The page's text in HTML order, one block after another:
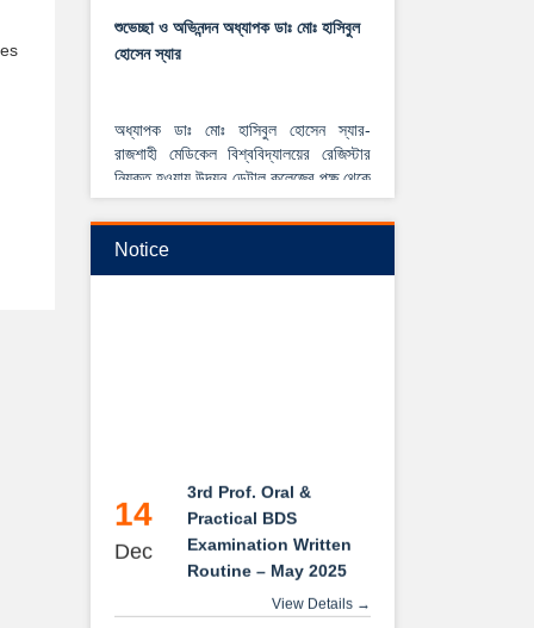
শুভেচ্ছা ও অভিনন্দন অধ্যাপক ডাঃ মোঃ হাসিবুল
রাজশাহী মেডিকেল বিশ্ববিদ্যালয়ের রেজিস্টার
নিযুক্ত হওয়ায় উদয়ন ডেন্টাল কলেজের পক্ষ থেকে
২০২৫-২০২৬ইং শিক্ষাবর্ষে বেসরকারি ডেন্টাল
Notice
14
Dec